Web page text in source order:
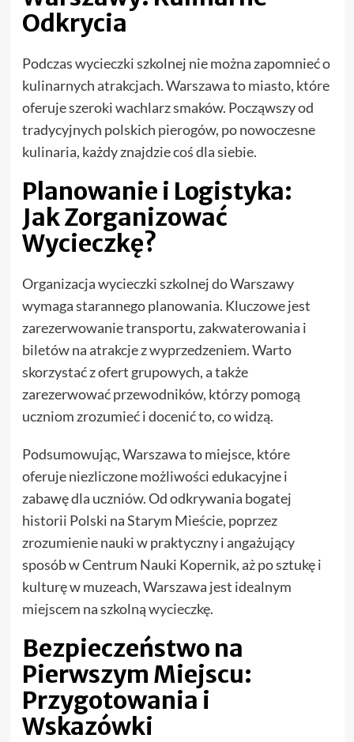
Odkrycia
Podczas wycieczki szkolnej nie można zapomnieć o
kulinarnych atrakcjach. Warszawa to miasto, które
oferuje szeroki wachlarz smaków. Począwszy od
tradycyjnych polskich pierogów, po nowoczesne
kulinaria, każdy znajdzie coś dla siebie.
Planowanie i Logistyka:
Jak Zorganizować
Wycieczkę?
Organizacja wycieczki szkolnej do Warszawy
wymaga starannego planowania. Kluczowe jest
zarezerwowanie transportu, zakwaterowania i
biletów na atrakcje z wyprzedzeniem. Warto
skorzystać z ofert grupowych, a także
zarezerwować przewodników, którzy pomogą
uczniom zrozumieć i docenić to, co widzą.
Podsumowując, Warszawa to miejsce, które
oferuje niezliczone możliwości edukacyjne i
zabawę dla uczniów. Od odkrywania bogatej
historii Polski na Starym Mieście, poprzez
zrozumienie nauki w praktyczny i angażujący
sposób w Centrum Nauki Kopernik, aż po sztukę i
kulturę w muzeach, Warszawa jest idealnym
miejscem na szkolną wycieczkę.
Bezpieczeństwo na
Pierwszym Miejscu:
Przygotowania i
Wskazówki